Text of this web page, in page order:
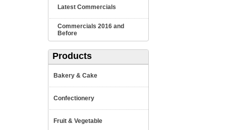
Latest Commercials
Commercials 2016 and
Before
Products
Bakery & Cake
Confectionery
Fruit & Vegetable